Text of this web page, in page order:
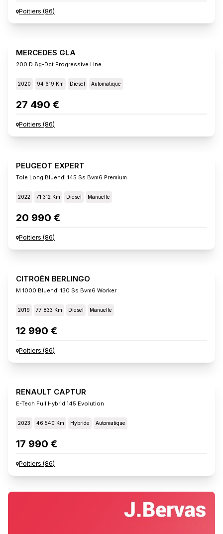
Poitiers (86)
MERCEDES GLA
200 D 8g-Dct Progressive Line
2020 94 619 Km Diesel Automatique
27 490 €
Poitiers (86)
PEUGEOT EXPERT
Tole Long Bluehdi 145 Ss Bvm6 Premium
2022 71 312 Km Diesel Manuelle
20 990 €
Poitiers (86)
CITROËN BERLINGO
M 1000 Bluehdi 130 Ss Bvm6 Worker
2019 77 833 Km Diesel Manuelle
12 990 €
Poitiers (86)
RENAULT CAPTUR
E-Tech Full Hybrid 145 Evolution
2023 46 540 Km Hybride Automatique
17 990 €
Poitiers (86)